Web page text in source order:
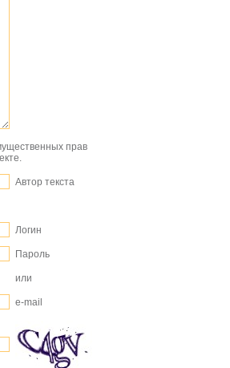
прав
Автор текста
Логин
Пароль
или
e-mail